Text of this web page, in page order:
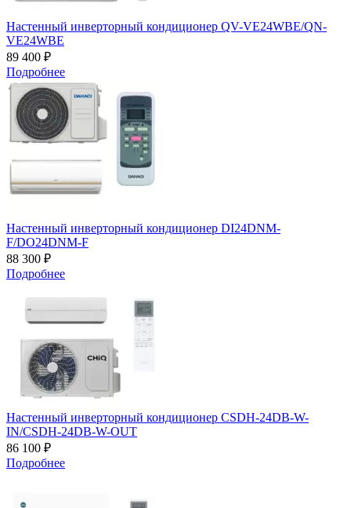
Настенный инверторный кондиционер QV-VE24WBE/QN-
VE24WBE
89 400 ₽
Подробнее
Настенный инверторный кондиционер DI24DNM-
F/DO24DNM-F
88 300 ₽
Подробнее
Настенный инверторный кондиционер CSDH-24DB-W-
IN/CSDH-24DB-W-OUT
86 100 ₽
Подробнее